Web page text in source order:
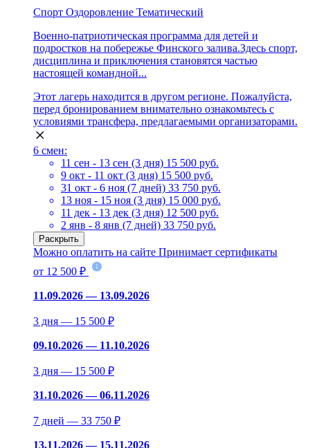
Спорт Оздоровление Тематический
Военно-патриотическая программа для детей и
подростков на побережье Финского залива.Здесь спорт,
дисциплина и приключения становятся частью
настоящей командной...
Этот лагерь находится в другом регионе. Пожалуйста,
перед бронированием внимательно ознакомьтесь с
условиями трансфера, предлагаемыми организаторами.
6 смен:
11 сен - 13 сен (3 дня) 15 500 руб.
9 окт - 11 окт (3 дня) 15 500 руб.
31 окт - 6 ноя (7 дней) 33 750 руб.
13 ноя - 15 ноя (3 дня) 15 000 руб.
11 дек - 13 дек (3 дня) 12 500 руб.
2 янв - 8 янв (7 дней) 33 750 руб.
Раскрыть
Можно оплатить на сайте Принимает сертификаты
от 12 500 ₽
11.09.2026 — 13.09.2026
3 дня — 15 500 ₽
09.10.2026 — 11.10.2026
3 дня — 15 500 ₽
31.10.2026 — 06.11.2026
7 дней — 33 750 ₽
13.11.2026 — 15.11.2026